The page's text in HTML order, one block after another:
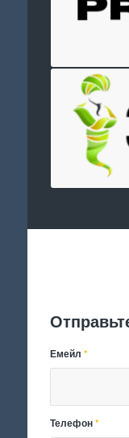
Емейл*
Телефон*